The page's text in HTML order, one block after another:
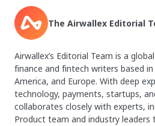
The Airwallex Editorial
Airwallex’s Editorial Team is a
finance and fintech writers based
America, and Europe. With deep
technology, payments, startups,
collaborates closely with experts,
Product team and industry